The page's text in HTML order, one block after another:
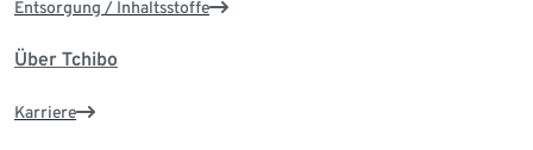
Entsorgung / Inhaltsstoffe
Über Tchibo
Karriere